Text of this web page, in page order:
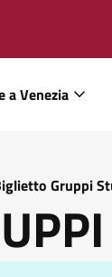
a Venezia
Gruppi